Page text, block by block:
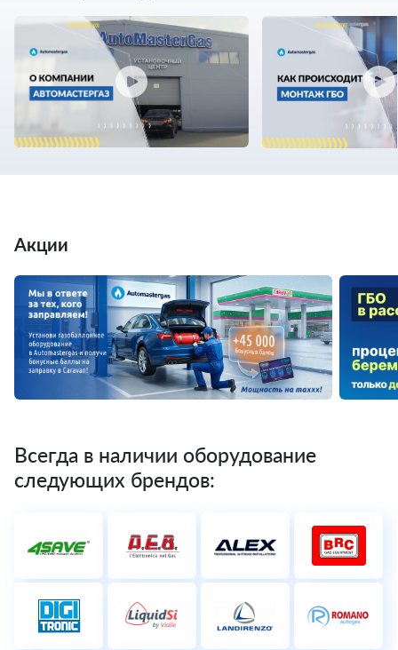
Акции
Всегда в наличии оборудование
следующих брендов: